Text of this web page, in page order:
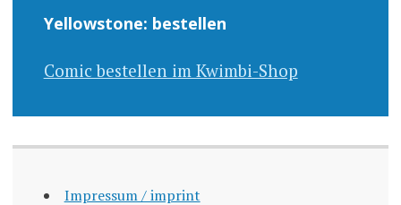
Yellowstone: bestellen
Comic bestellen im Kwimbi-Shop
Impressum / imprint